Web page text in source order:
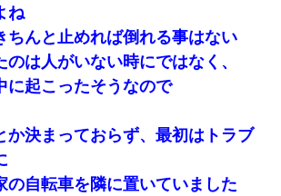
ね
ちんと止めれば倒れる事はない
のは人がいない時にではなく、
に起こったそうなので
か決まっておらず、最初はトラブ
の自転車を隣に置いていました